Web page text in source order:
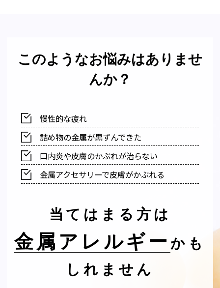
このようなお悩みはありませ
んか？
慢性的な疲れ
詰め物の金属が黒ずんできた
口内炎や皮膚のかぶれが治らない
金属アクセサリーで皮膚がかぶれる
当てはまる方は
金属アレルギー かも
しれません